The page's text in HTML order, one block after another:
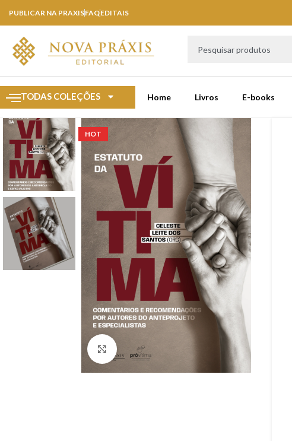
PUBLICAR NA PRAXISFAQEDITAIS
TODAS COLEÇÕES Home Livros E-books
HOT
Click to enlarge